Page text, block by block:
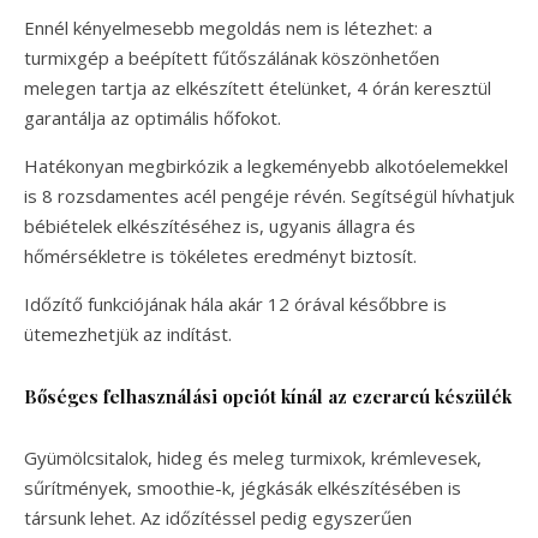
Ennél kényelmesebb megoldás nem is létezhet: a
turmixgép a beépített fűtőszálának köszönhetően
melegen tartja az elkészített ételünket, 4 órán keresztül
garantálja az optimális hőfokot.
Hatékonyan megbirkózik a legkeményebb alkotóelemekkel
is 8 rozsdamentes acél pengéje révén. Segítségül hívhatjuk
bébiételek elkészítéséhez is, ugyanis állagra és
hőmérsékletre is tökéletes eredményt biztosít.
Időzítő funkciójának hála akár 12 órával későbbre is
ütemezhetjük az indítást.
Bőséges felhasználási opciót kínál az ezerarcú készülék
Gyümölcsitalok, hideg és meleg turmixok, krémlevesek,
sűrítmények, smoothie-k, jégkásák elkészítésében is
társunk lehet. Az időzítéssel pedig egyszerűen